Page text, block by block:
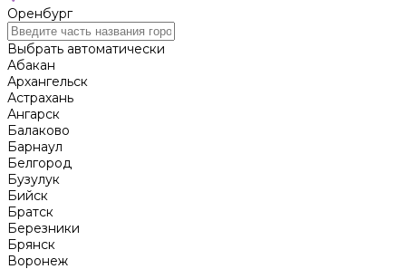
Оренбург
Выбрать автоматически
Абакан
Архангельск
Астрахань
Ангарск
Балаково
Барнаул
Белгород
Бузулук
Бийск
Братск
Березники
Брянск
Воронеж